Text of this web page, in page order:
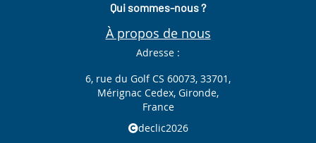
Qui sommes-nous ?
À propos de nous
Adresse :
6, rue du Golf CS 60073, 33701,
Mérignac Cedex, Gironde,
France
declic2026